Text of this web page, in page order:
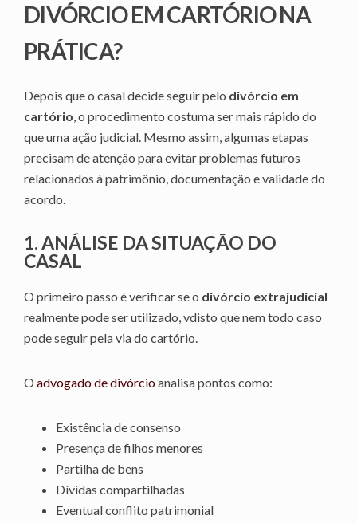
DIVÓRCIO EM CARTÓRIO NA
PRÁTICA?
Depois que o casal decide seguir pelo divórcio em
cartório, o procedimento costuma ser mais rápido do
que uma ação judicial. Mesmo assim, algumas etapas
precisam de atenção para evitar problemas futuros
relacionados à patrimônio, documentação e validade do
acordo.
1. ANÁLISE DA SITUAÇÃO DO
CASAL
O primeiro passo é verificar se o divórcio extrajudicial
realmente pode ser utilizado, vdisto que nem todo caso
pode seguir pela via do cartório.
O advogado de divórcioanalisa pontos como:
Existência de consenso
Presença de filhos menores
Partilha de bens
Dívidas compartilhadas
Eventual conflito patrimonial